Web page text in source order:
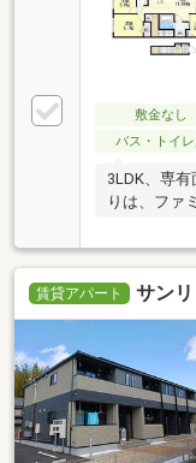
敷金なし
バス・トイ
3LDK、専
りは、ファ
賃貸アパート サンリ